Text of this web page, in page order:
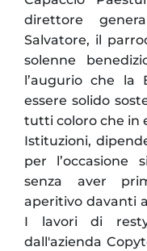
direttore
Salvatore, il
solenne
l’augurio che la
essere solido
tutti coloro che in
Istituzioni,
per l’occasione
senza aver
aperitivo davanti
I lavori di
dall'azienda